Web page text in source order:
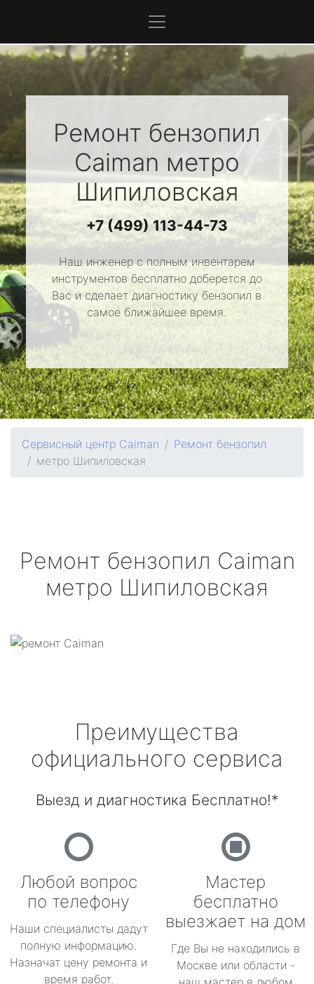
Ремонт бензопил
Caiman метро
Шипиловская
+7 (499) 113-44-73
Наш инженер с полным инвентарем
инструментов бесплатно доберется до
Вас и сделает диагностику бензопил в
самое ближайшее время.
Сервисный центр Caiman
Ремонт бензопил
метро Шипиловская
Ремонт бензопил Caiman
метро Шипиловская
Преимущества
официального сервиса
Выезд и диагностика Бесплатно!*
Любой вопрос
по телефону
Наши специалисты дадут
полную информацию.
Назначат цену ремонта и
время работ.
Мастер
бесплатно
выезжает на дом
Где Вы не находились в
Москве или области -